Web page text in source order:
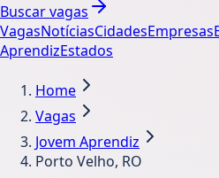
Buscar vagas
VagasNotíciasCidadesEmpresas
AprendizEstados
Home
Vagas
Jovem Aprendiz
Porto Velho, RO